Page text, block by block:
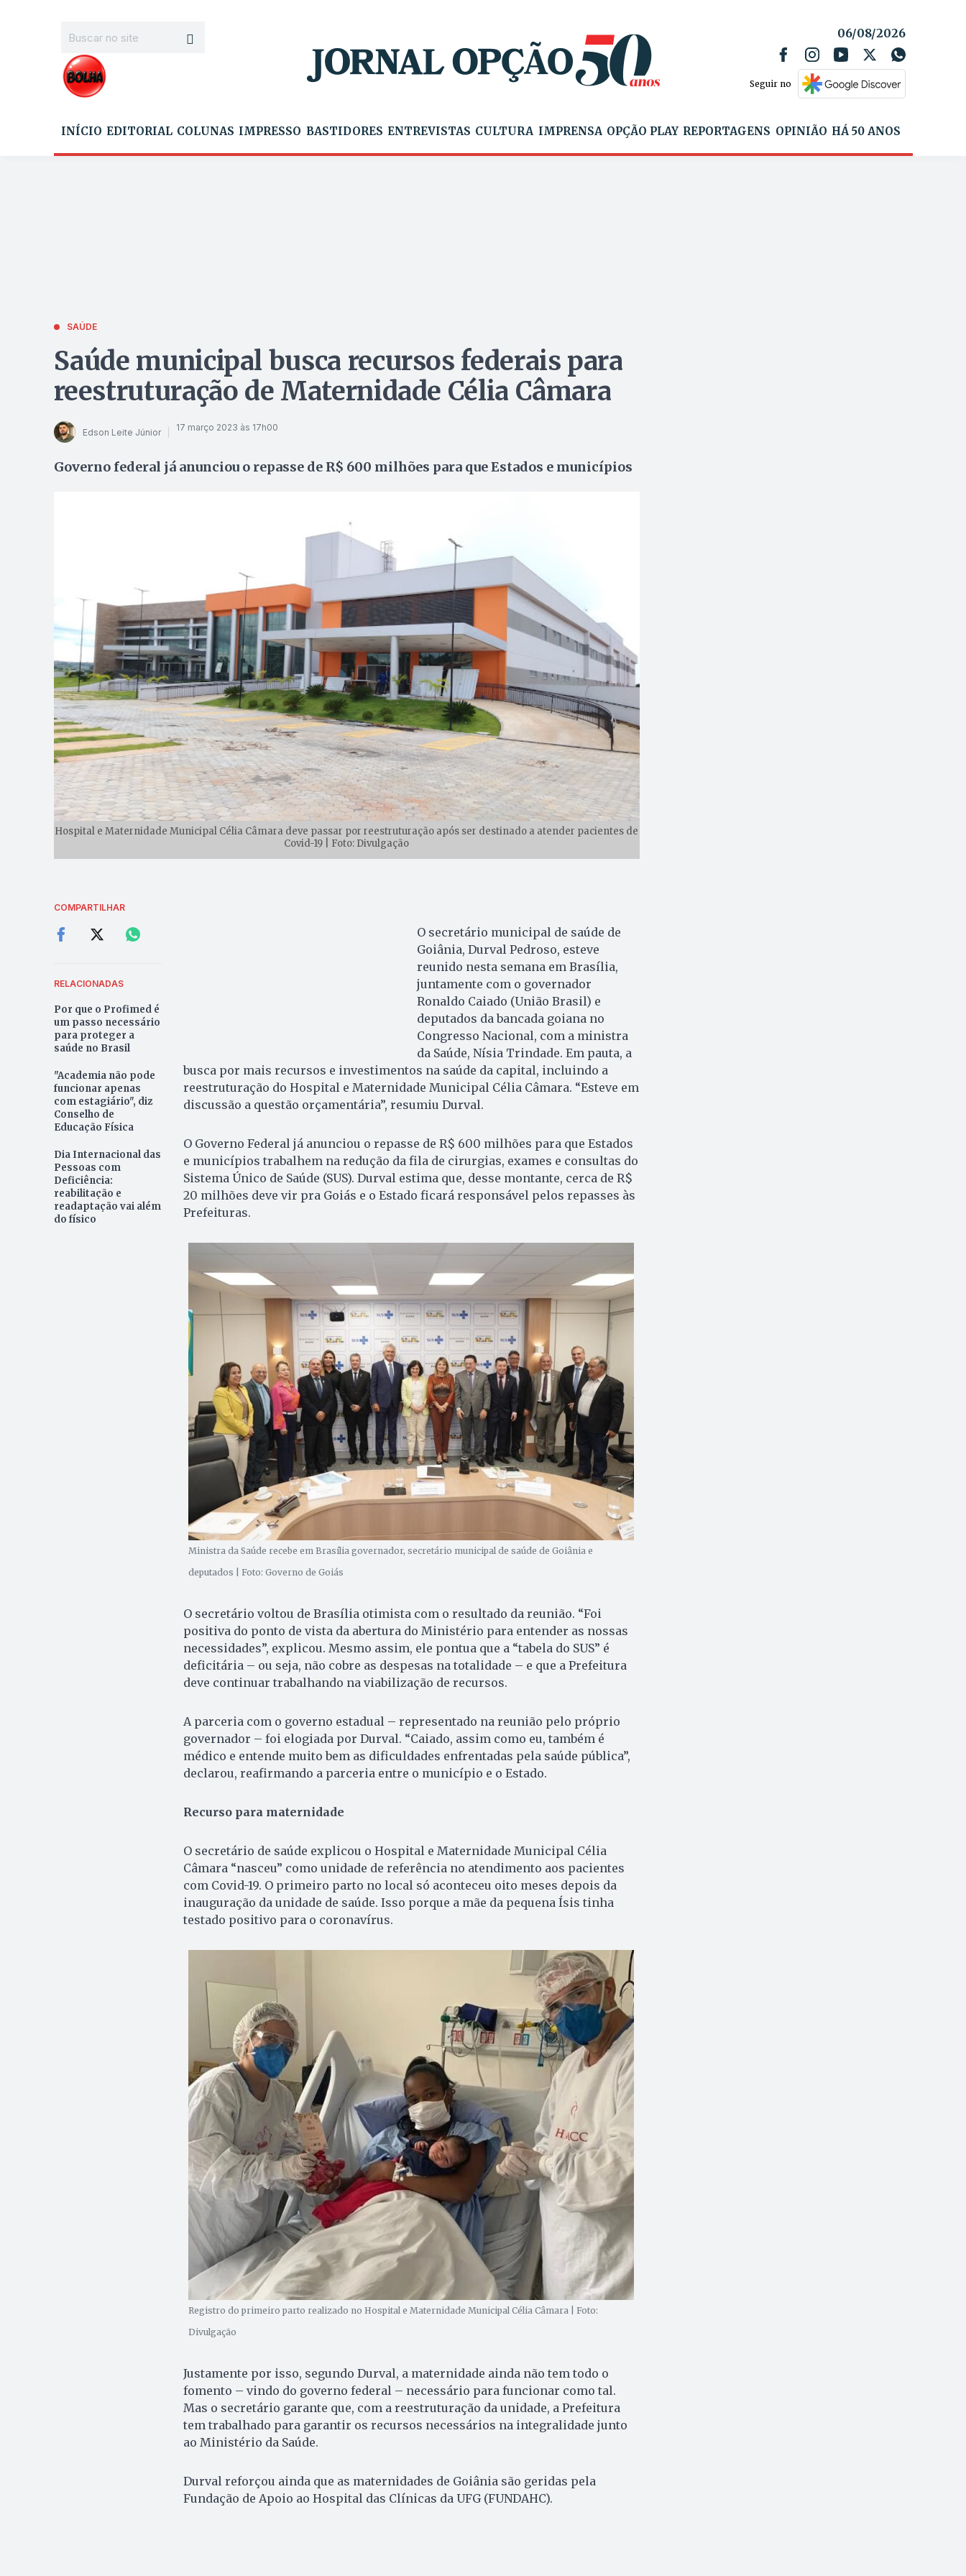
06/08/2026
Seguir no
INÍCIO EDITORIAL COLUNAS IMPRESSO BASTIDORES ENTREVISTAS CULTURA IMPRENSA OPÇÃO PLAY REPORTAGENS OPINIÃO HÁ 50 ANOS
SAÚDE
Saúde municipal busca recursos federais para
reestruturação de Maternidade Célia Câmara
Edson Leite Júnior 17 março 2023 às 17h00
Governo federal já anunciou o repasse de R$ 600 milhões para que Estados e municípios
Hospital e Maternidade Municipal Célia Câmara deve passar por reestruturação após ser destinado a atender pacientes de
Covid-19 | Foto: Divulgação
COMPARTILHAR
RELACIONADAS
Por que o Profimed é
um passo necessário
para proteger a
saúde no Brasil
"Academia não pode
funcionar apenas
com estagiário", diz
Conselho de
Educação Física
Dia Internacional das
Pessoas com
Deficiência:
reabilitação e
readaptação vai além
do físico
O secretário municipal de saúde de
Goiânia, Durval Pedroso, esteve
reunido nesta semana em Brasília,
juntamente com o governador
Ronaldo Caiado (União Brasil) e
deputados da bancada goiana no
Congresso Nacional, com a ministra
da Saúde, Nísia Trindade. Em pauta, a
busca por mais recursos e investimentos na saúde da capital, incluindo a
reestruturação do Hospital e Maternidade Municipal Célia Câmara. “Esteve em
discussão a questão orçamentária”, resumiu Durval.
O Governo Federal já anunciou o repasse de R$ 600 milhões para que Estados
e municípios trabalhem na redução da fila de cirurgias, exames e consultas do
Sistema Único de Saúde (SUS). Durval estima que, desse montante, cerca de R$
20 milhões deve vir pra Goiás e o Estado ficará responsável pelos repasses às
Prefeituras.
Ministra da Saúde recebe em Brasília governador, secretário municipal de saúde de Goiânia e
deputados | Foto: Governo de Goiás
O secretário voltou de Brasília otimista com o resultado da reunião. “Foi
positiva do ponto de vista da abertura do Ministério para entender as nossas
necessidades”, explicou. Mesmo assim, ele pontua que a “tabela do SUS” é
deficitária – ou seja, não cobre as despesas na totalidade – e que a Prefeitura
deve continuar trabalhando na viabilização de recursos.
A parceria com o governo estadual – representado na reunião pelo próprio
governador – foi elogiada por Durval. “Caiado, assim como eu, também é
médico e entende muito bem as dificuldades enfrentadas pela saúde pública”,
declarou, reafirmando a parceria entre o município e o Estado.
Recurso para maternidade
O secretário de saúde explicou o Hospital e Maternidade Municipal Célia
Câmara “nasceu” como unidade de referência no atendimento aos pacientes
com Covid-19. O primeiro parto no local só aconteceu oito meses depois da
inauguração da unidade de saúde. Isso porque a mãe da pequena Ísis tinha
testado positivo para o coronavírus.
Registro do primeiro parto realizado no Hospital e Maternidade Municipal Célia Câmara | Foto:
Divulgação
Justamente por isso, segundo Durval, a maternidade ainda não tem todo o
fomento – vindo do governo federal – necessário para funcionar como tal.
Mas o secretário garante que, com a reestruturação da unidade, a Prefeitura
tem trabalhado para garantir os recursos necessários na integralidade junto
ao Ministério da Saúde.
Durval reforçou ainda que as maternidades de Goiânia são geridas pela
Fundação de Apoio ao Hospital das Clínicas da UFG (FUNDAHC).